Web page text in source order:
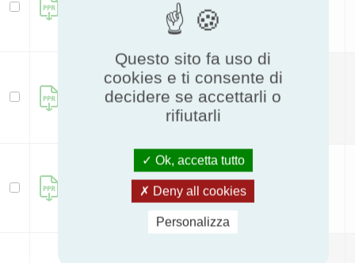
InspirAIR Side
85
InspirAIR Side
300 Classic
88
Questo sito fa uso di
cookies e ti consente di
decidere se accettarli o
rifiutarli
Ok, accetta tutto
Deny all cookies
Personalizza